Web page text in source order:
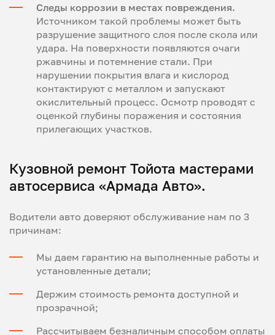
Следы коррозии в местах повреждения.
Источником такой проблемы может быть
разрушение защитного слоя после скола или
удара. На поверхности появляются очаги
ржавчины и потемнение стали. При
нарушении покрытия влага и кислород
контактируют с металлом и запускают
окислительный процесс. Осмотр проводят с
оценкой глубины поражения и состояния
прилегающих участков.
Кузовной ремонт Тойота мастерами
автосервиса «Армада Авто».
Водители авто доверяют обслуживание нам по 3
причинам:
Мы даем гарантию на выполненные работы и
установленные детали;
Держим стоимость ремонта доступной и
прозрачной;
Рассчитываем безналичным способом оплаты